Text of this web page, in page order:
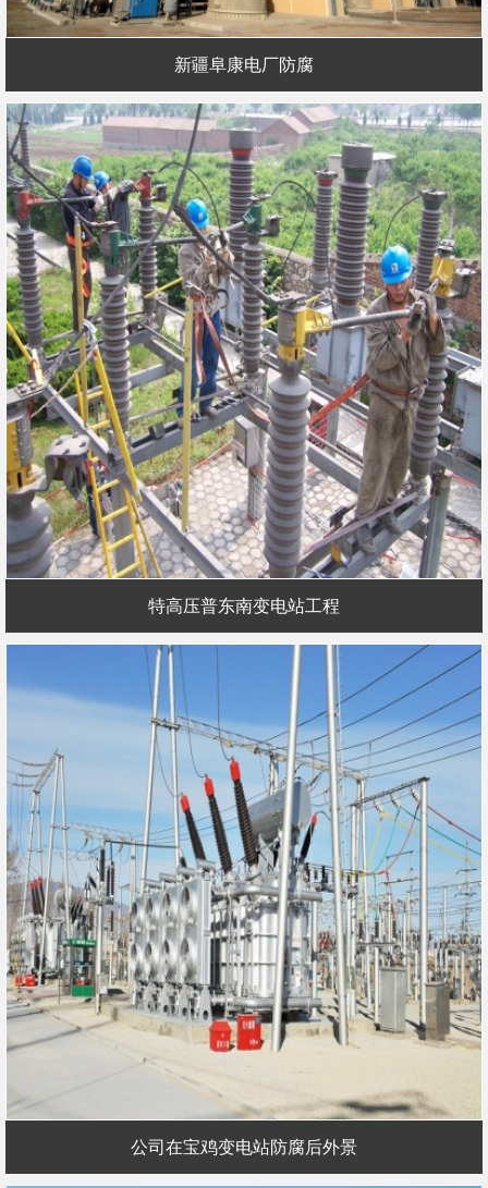
新疆阜康电厂防腐
特高压普东南变电站工程
公司在宝鸡变电站防腐后外景